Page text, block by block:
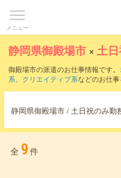
メニュー
静岡県御殿場市 ×土
御殿場市の派遣のお仕事情報です。
系、 クリエイティブ系などのお仕
静岡県御殿場市 / 土日祝のみ勤
全 9件